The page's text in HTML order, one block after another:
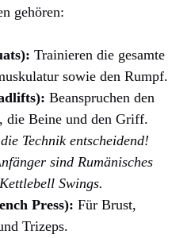
gehören:
Trainieren die gesamte
sowie den Rumpf.
Beanspruchen den
die Beine und den Griff.
Technik entscheidend!
sind Rumänisches
Swings.
Press): Für Brust,
Trizeps.